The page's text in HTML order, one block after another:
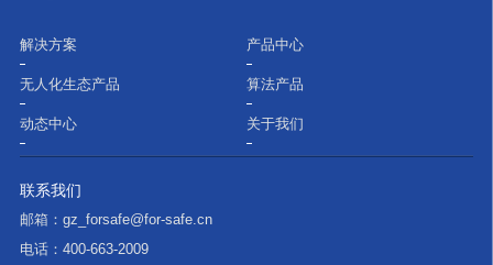
解决方案 产品中心
无人化生态产品 算法产品
动态中心 关于我们
联系我们
邮箱： gz_forsafe@for-safe.cn
电话： 400-663-2009